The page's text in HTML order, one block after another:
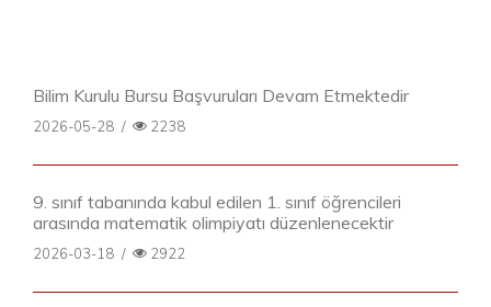
Bilim Kurulu Bursu Başvuruları Devam Etmektedir
2026-05-28 / 2238
9. sınıf tabanında kabul edilen 1. sınıf öğrencileri
arasında matematik olimpiyatı düzenlenecektir
2026-03-18 / 2922